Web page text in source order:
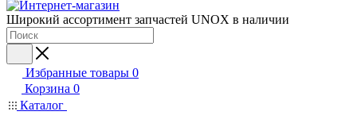
Широкий ассортимент запчастей UNOX в наличии
Избранные товары 0
Корзина 0
Каталог